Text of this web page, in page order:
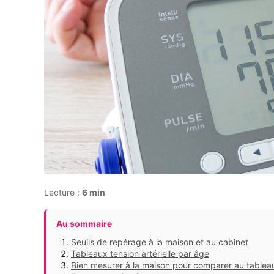
Lecture : 6 min
Au sommaire
Seuils de repérage à la maison et au cabinet
Tableaux tension artérielle par âge
Bien mesurer à la maison pour comparer au